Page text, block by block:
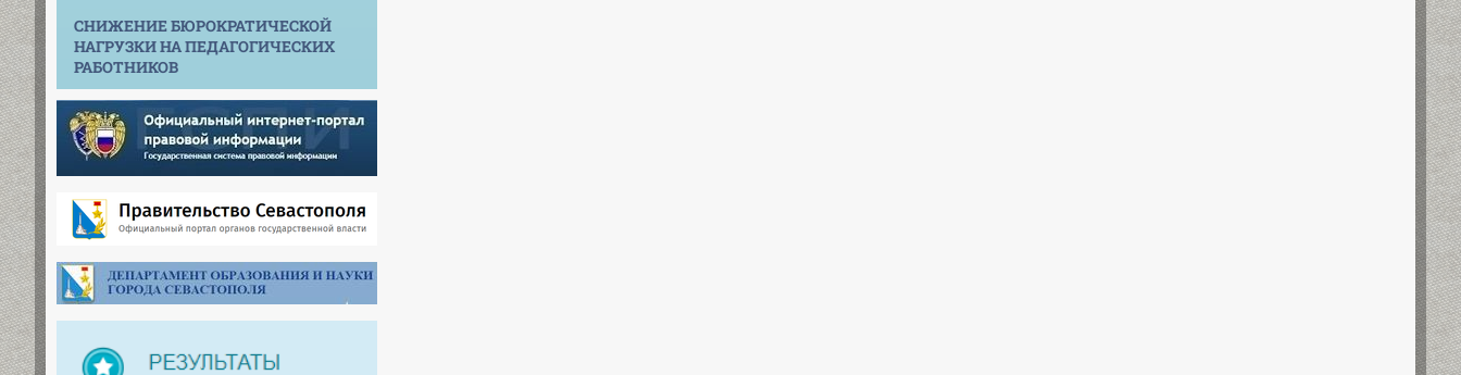
СНИЖЕНИЕ БЮРОКРАТИЧЕСКОЙ
НАГРУЗКИ НА ПЕДАГОГИЧЕСКИХ
РАБОТНИКОВ